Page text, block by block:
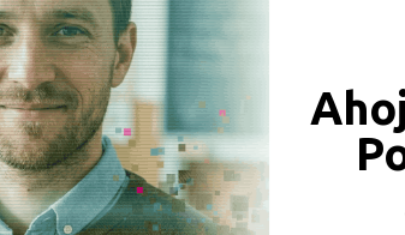
JSME TAM, KDE JSTE
Naše projekty